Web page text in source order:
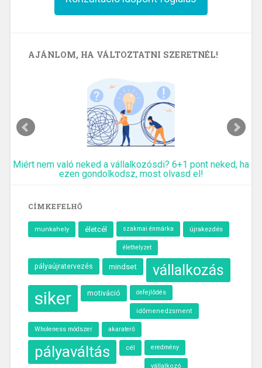
AJÁNLOM, HA VÁLTOZTATNI SZERETNÉL!
Miért nem való neked a vállalkozósdi? 6+1 pont neked, ha
ezen gondolkodsz, most olvasd el!
CÍMKEFELHŐ
munkahely életcél szakmai énmárka újrakezdés
élethelyzet
pályaújratervezés mindset vállalkozás
siker motiváció önfejlődés
időmenedzsment
Wholeness módszer akaraterő
pályaváltás cél eredmény
vállalkozó